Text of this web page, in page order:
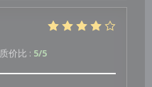
质价比 : 5/5